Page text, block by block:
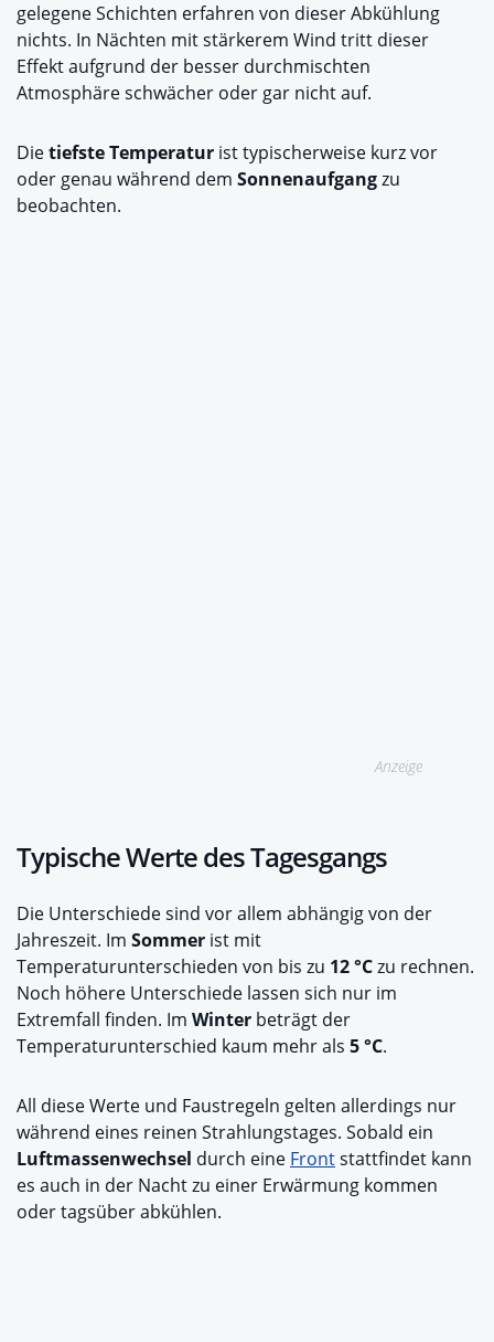
gelegene Schichten erfahren von dieser Abkühlung
nichts. In Nächten mit stärkerem Wind tritt dieser
Effekt aufgrund der besser durchmischten
Atmosphäre schwächer oder gar nicht auf.
Dietiefste Temperatur ist typischerweise kurz vor
oder genau während dem Sonnenaufgangzu
beobachten.
Anzeige
Typische Werte des Tagesgangs
Die Unterschiede sind vor allem abhängig von der
Jahreszeit. Im Sommer ist mit
Temperaturunterschieden von bis zu 12 °Czu rechnen.
Noch höhere Unterschiede lassen sich nur im
Extremfall finden. Im Winter beträgt der
Temperaturunterschied kaum mehr als 5 °C.
All diese Werte und Faustregeln gelten allerdings nur
während eines reinen Strahlungstages. Sobald ein
Luftmassenwechsel durch eine Frontstattfindet kann
es auch in der Nacht zu einer Erwärmung kommen
oder tagsüber abkühlen.